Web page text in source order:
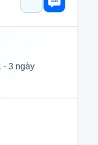
Gọi ngay
Chat
- 3 ngày